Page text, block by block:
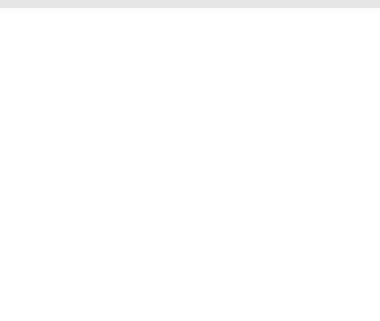
clínicamente respaldados, ayuda a